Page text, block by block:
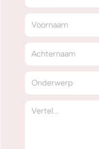
Voornaam
Achternaam
Onderwerp
Vertel...